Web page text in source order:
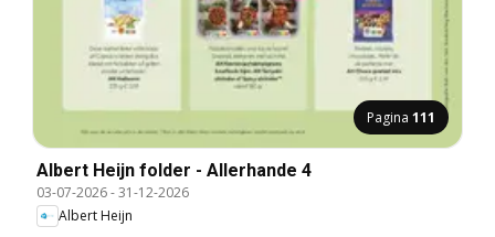
Pagina 111
Albert Heijn folder - Allerhande 4
03-07-2026-31-12-2026
Albert Heijn